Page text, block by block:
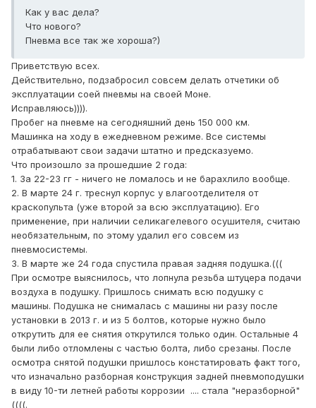
Как у вас дела?
Что нового?
Пневма все так же хороша?)
Приветствую всех.
Действительно, подзабросил совсем делать отчетики об
эксплуатации соей пневмы на своей Моне.
Исправляюсь)))).
Пробег на пневме на сегодняшний день 150 000 км.
Машинка на ходу в ежедневном режиме. Все системы
отрабатывают свои задачи штатно и предсказуемо.
Что произошло за прошедшие 2 года:
1. За 22-23 гг - ничего не ломалось и не барахлило вообще.
2. В марте 24 г. треснул корпус у влагоотделителя от
краскопульта (уже второй за всю эксплуатацию). Его
применение, при наличии селикагелевого осушителя, считаю
необязательным, по этому удалил его совсем из
пневмосистемы.
3. В марте же 24 года спустила правая задняя подушка.(((
При осмотре выяснилось, что лопнула резьба штуцера подачи
воздуха в подушку. Пришлось снимать всю подушку с
машины. Подушка не снималась с машины ни разу после
установки в 2013 г. и из 5 болтов, которые нужно было
открутить для ее снятия открутился только один. Остальные 4
были либо отломлены с частью болта, либо срезаны. После
осмотра снятой подушки пришлось констатировать факт того,
что изначально разборная конструкция задней пневмоподушки
в виду 10-ти летней работы коррозии .... стала "неразборной"
((((.